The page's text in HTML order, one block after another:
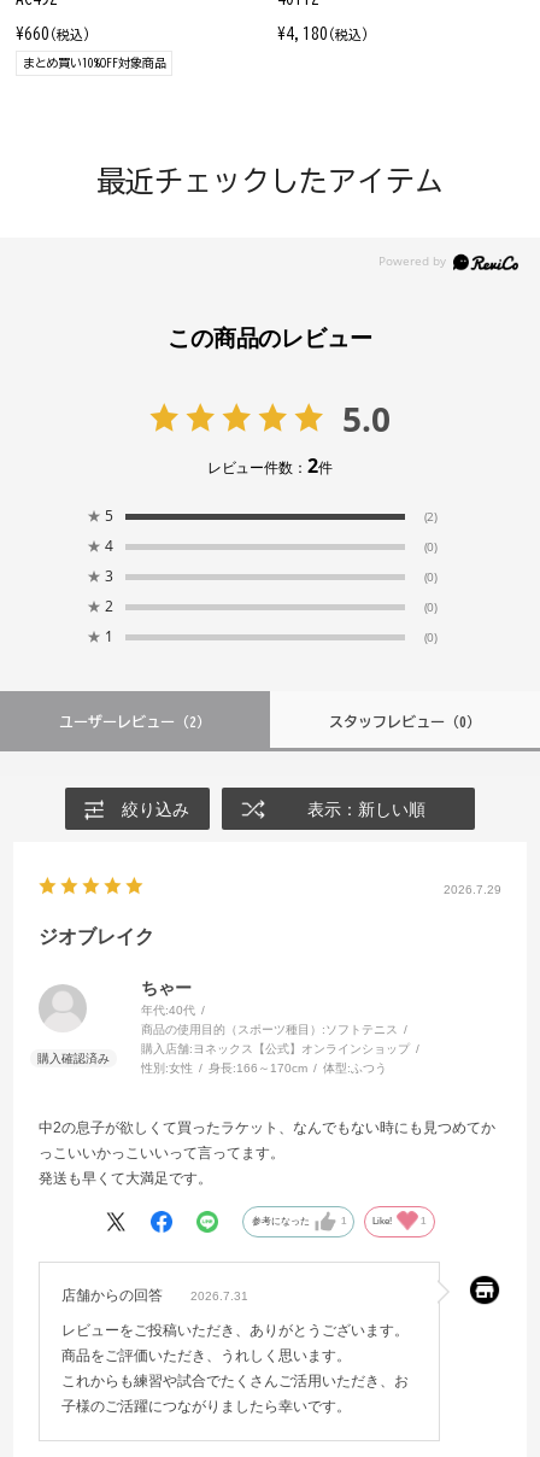
¥660 (税込)
まとめ買い10%OFF対象商品
¥4,180 (税込)
最近チェックしたアイテム
この商品のレビュー
5.0
レビュー件数：2件
★ 5 (2)
★ 4 (0)
★ 3 (0)
★ 2 (0)
★ 1 (0)
ユーザーレビュー （2） スタッフレビュー（0）
絞り込み 表示：新しい順
2026.7.29
ジオブレイク
ちゃー
年代:40代
商品の使用目的（スポーツ種目）:ソフトテニス
購入店舗: ヨネックス【公式】オンラインショップ
性別:女性 身長:166～170cm 体型: ふつう
中2の息子が欲しくて買ったラケット、なんでもない時にも見つめてか
っこいいかっこいいって言ってます。
発送も早くて大満足です。
参考になった 1 Like! 1
店舗からの回答 2026.7.31
レビューをご投稿いただき、ありがとうございます。
商品をご評価いただき、うれしく思います。
これからも練習や試合でたくさんご活用いただき、お
子様のご活躍につながりましたら幸いです。